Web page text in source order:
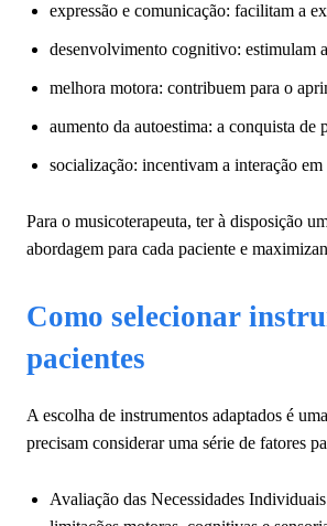
expressão e comunicação: facilitam a
desenvolvimento cognitivo: estimulam
melhora motora: contribuem para o
aumento da autoestima: a conquista de
socialização: incentivam a interação
Para o musicoterapeuta, ter à disposição
abordagem para cada paciente e
Como selecionar
pacientes
A escolha de instrumentos adaptados é
precisam considerar uma série de fatores
Avaliação das Necessidades